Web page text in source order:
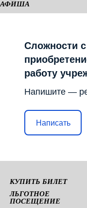
АФИША
Сложности
работу
Напишите —
Написать
КУПИТЬ БИЛЕТ
ЛЬГОТНОЕ
ПОСЕЩЕНИЕ